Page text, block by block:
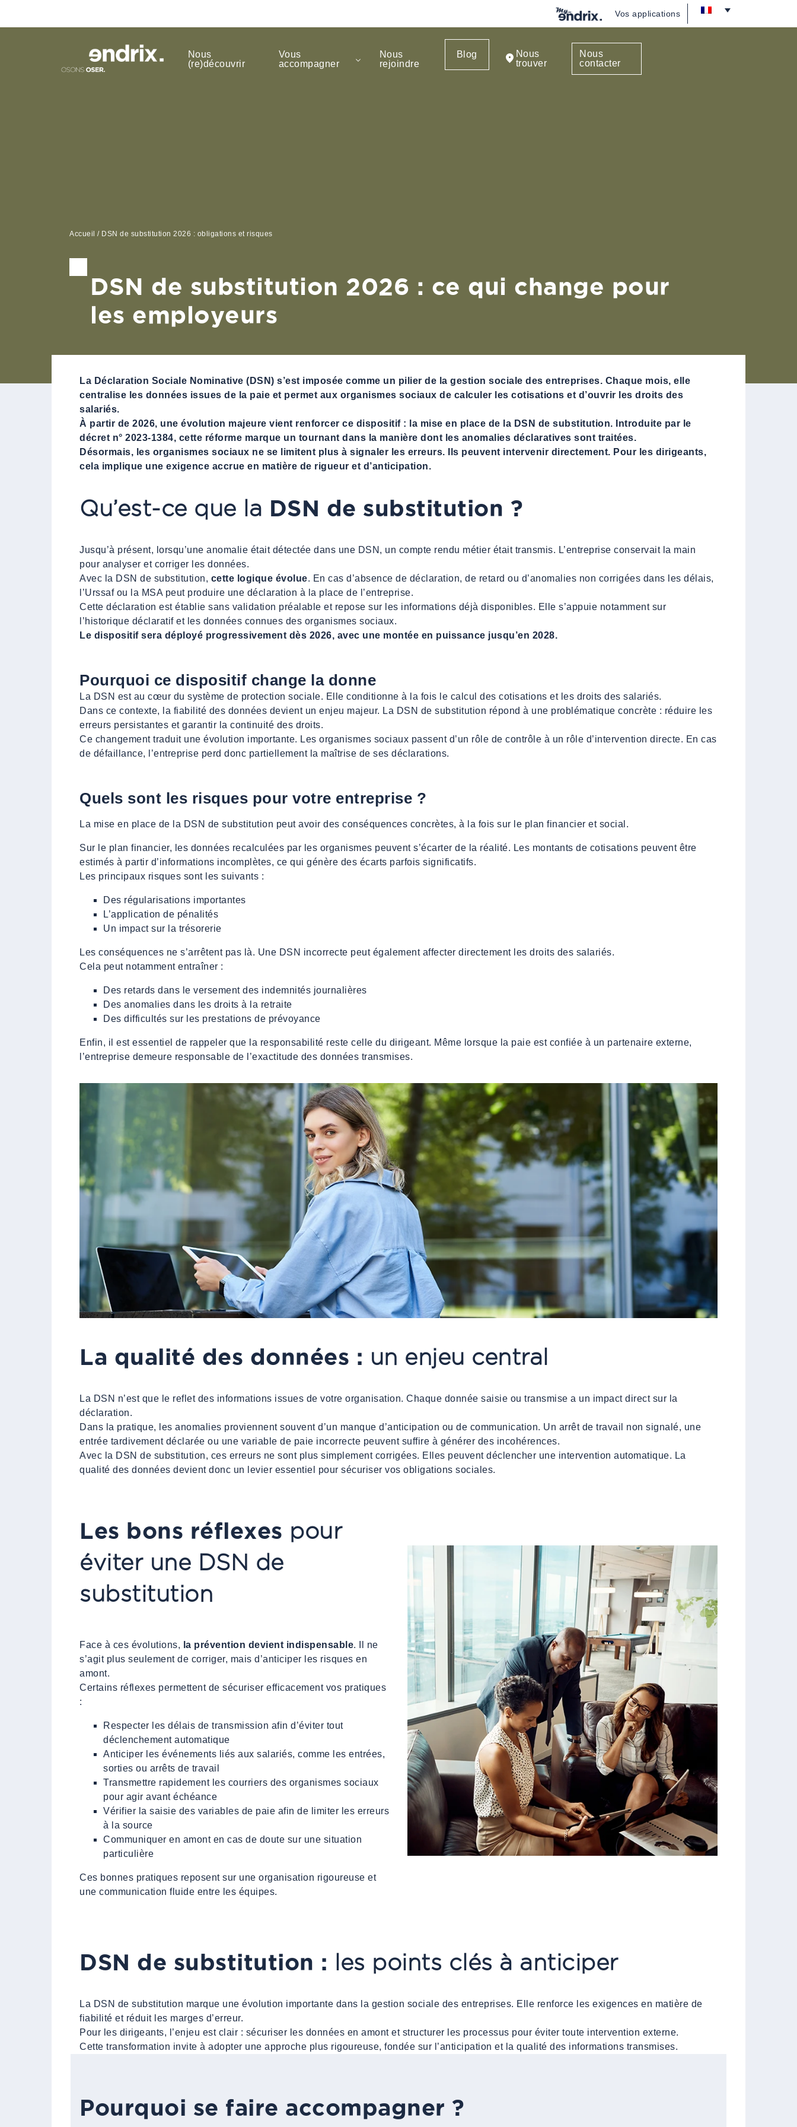
Vos applications
Nous
(re)découvrir
Vous
accompagner
Nous
rejoindre
Blog
Nous
trouver
Nous
contacter
Accueil / DSN de substitution 2026 : obligations et risques
DSN de substitution 2026 : ce qui change pour
les employeurs
La Déclaration Sociale Nominative (DSN) s’est imposée comme un pilier de la gestion sociale des entreprises. Chaque mois, elle
centralise les données issues de la paie et permet aux organismes sociaux de calculer les cotisations et d’ouvrir les droits des
salariés.
À partir de 2026, une évolution majeure vient renforcer ce dispositif : la mise en place de la DSN de substitution. Introduite par le
décret n° 2023-1384, cette réforme marque un tournant dans la manière dont les anomalies déclaratives sont traitées.
Désormais, les organismes sociaux ne se limitent plus à signaler les erreurs. Ils peuvent intervenir directement. Pour les dirigeants,
cela implique une exigence accrue en matière de rigueur et d’anticipation.
Qu’est-ce que la DSN de substitution ?
Jusqu’à présent, lorsqu’une anomalie était détectée dans une DSN, un compte rendu métier était transmis. L’entreprise conservait la main
pour analyser et corriger les données.
Avec la DSN de substitution, cette logique évolue. En cas d’absence de déclaration, de retard ou d’anomalies non corrigées dans les délais,
l’Urssaf ou la MSA peut produire une déclaration à la place de l’entreprise.
Cette déclaration est établie sans validation préalable et repose sur les informations déjà disponibles. Elle s’appuie notamment sur
l’historique déclaratif et les données connues des organismes sociaux.
Le dispositif sera déployé progressivement dès 2026, avec une montée en puissance jusqu’en 2028.
Pourquoi ce dispositif change la donne
La DSN est au cœur du système de protection sociale. Elle conditionne à la fois le calcul des cotisations et les droits des salariés.
Dans ce contexte, la fiabilité des données devient un enjeu majeur. La DSN de substitution répond à une problématique concrète : réduire les
erreurs persistantes et garantir la continuité des droits.
Ce changement traduit une évolution importante. Les organismes sociaux passent d’un rôle de contrôle à un rôle d’intervention directe. En cas
de défaillance, l’entreprise perd donc partiellement la maîtrise de ses déclarations.
Quels sont les risques pour votre entreprise ?
La mise en place de la DSN de substitution peut avoir des conséquences concrètes, à la fois sur le plan financier et social.
Sur le plan financier, les données recalculées par les organismes peuvent s’écarter de la réalité. Les montants de cotisations peuvent être
estimés à partir d’informations incomplètes, ce qui génère des écarts parfois significatifs.
Les principaux risques sont les suivants :
Des régularisations importantes
L’application de pénalités
Un impact sur la trésorerie
Les conséquences ne s’arrêtent pas là. Une DSN incorrecte peut également affecter directement les droits des salariés.
Cela peut notamment entraîner :
Des retards dans le versement des indemnités journalières
Des anomalies dans les droits à la retraite
Des difficultés sur les prestations de prévoyance
Enfin, il est essentiel de rappeler que la responsabilité reste celle du dirigeant. Même lorsque la paie est confiée à un partenaire externe,
l’entreprise demeure responsable de l’exactitude des données transmises.
La qualité des données : un enjeu central
La DSN n’est que le reflet des informations issues de votre organisation. Chaque donnée saisie ou transmise a un impact direct sur la
déclaration.
Dans la pratique, les anomalies proviennent souvent d’un manque d’anticipation ou de communication. Un arrêt de travail non signalé, une
entrée tardivement déclarée ou une variable de paie incorrecte peuvent suffire à générer des incohérences.
Avec la DSN de substitution, ces erreurs ne sont plus simplement corrigées. Elles peuvent déclencher une intervention automatique. La
qualité des données devient donc un levier essentiel pour sécuriser vos obligations sociales.
Les bons réflexes pour
éviter une DSN de
substitution
Face à ces évolutions, la prévention devient indispensable. Il ne
s’agit plus seulement de corriger, mais d’anticiper les risques en
amont.
Certains réflexes permettent de sécuriser efficacement vos pratiques
:
Respecter les délais de transmission afin d’éviter tout
déclenchement automatique
Anticiper les événements liés aux salariés, comme les entrées,
sorties ou arrêts de travail
Transmettre rapidement les courriers des organismes sociaux
pour agir avant échéance
Vérifier la saisie des variables de paie afin de limiter les erreurs
à la source
Communiquer en amont en cas de doute sur une situation
particulière
Ces bonnes pratiques reposent sur une organisation rigoureuse et
une communication fluide entre les équipes.
DSN de substitution : les points clés à anticiper
La DSN de substitution marque une évolution importante dans la gestion sociale des entreprises. Elle renforce les exigences en matière de
fiabilité et réduit les marges d’erreur.
Pour les dirigeants, l’enjeu est clair : sécuriser les données en amont et structurer les processus pour éviter toute intervention externe.
Cette transformation invite à adopter une approche plus rigoureuse, fondée sur l’anticipation et la qualité des informations transmises.
Pourquoi se faire accompagner ?